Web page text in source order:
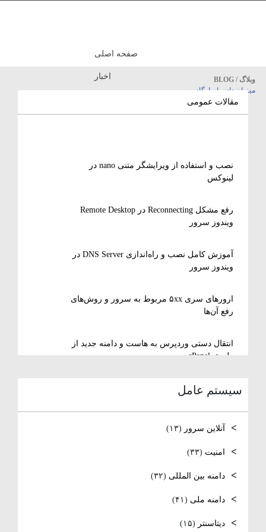
وبلاگ / BLOG
میزبان داده پاسارگاد
صفحه اصلی
اخبار
مقالات عمومی
نصب و استفاده از ویرایشگر متنی nano در
لینوکس
رفع مشکل Reconnecting در Remote Desktop
ویندوز سرور
آموزش کامل نصب و راه‌اندازی DNS Server در
ویندوز سرور
ارورهای سری ۵xx مربوط به سرور و روش‌های
رفع آن‌ها
انتقال دستی وردپرس به هاست و دامنه جدید از
طریق cPanel
سیستم عامل
آنلاین سرور (۱۳)
امنیت(۳۳)
دامنه بین المللی(۳۲)
دامنه ملی(۴۱)
دیتاسنتر(۱۵)